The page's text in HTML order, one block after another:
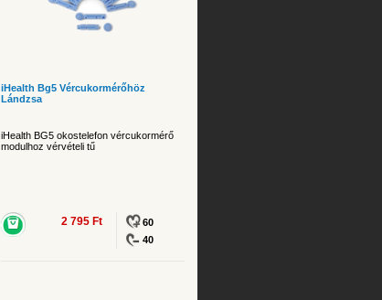
iHealth Bg5 Vércukormérőhöz
Lándzsa
iHealth BG5 okostelefon vércukormérő
modulhoz vérvételi tű
2 795 Ft
60
40